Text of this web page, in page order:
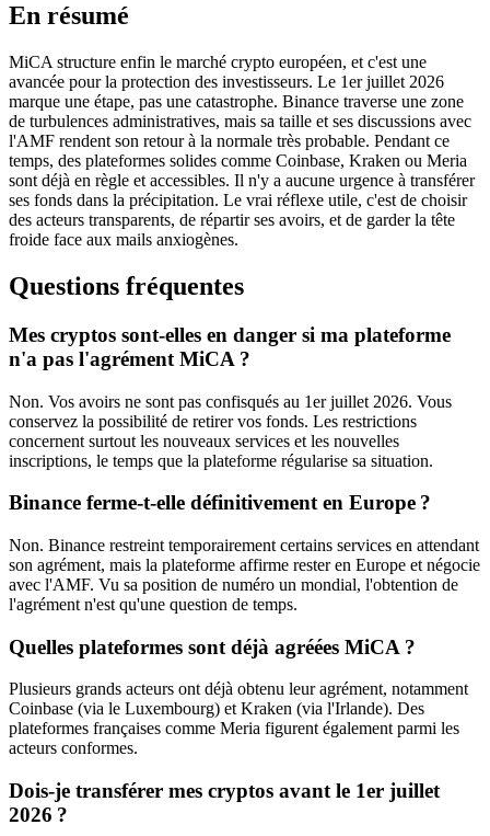
En résumé
MiCA structure enfin le marché crypto européen, et c'est une
avancée pour la protection des investisseurs. Le 1er juillet 2026
marque une étape, pas une catastrophe. Binance traverse une zone
de turbulences administratives, mais sa taille et ses discussions avec
l'AMF rendent son retour à la normale très probable. Pendant ce
temps, des plateformes solides comme Coinbase, Kraken ou Meria
sont déjà en règle et accessibles. Il n'y a aucune urgence à transférer
ses fonds dans la précipitation. Le vrai réflexe utile, c'est de choisir
des acteurs transparents, de répartir ses avoirs, et de garder la tête
froide face aux mails anxiogènes.
Questions fréquentes
Mes cryptos sont-elles en danger si ma plateforme
n'a pas l'agrément MiCA ?
Non. Vos avoirs ne sont pas confisqués au 1er juillet 2026. Vous
conservez la possibilité de retirer vos fonds. Les restrictions
concernent surtout les nouveaux services et les nouvelles
inscriptions, le temps que la plateforme régularise sa situation.
Binance ferme-t-elle définitivement en Europe ?
Non. Binance restreint temporairement certains services en attendant
son agrément, mais la plateforme affirme rester en Europe et négocie
avec l'AMF. Vu sa position de numéro un mondial, l'obtention de
l'agrément n'est qu'une question de temps.
Quelles plateformes sont déjà agréées MiCA ?
Plusieurs grands acteurs ont déjà obtenu leur agrément, notamment
Coinbase (via le Luxembourg) et Kraken (via l'Irlande). Des
plateformes françaises comme Meria figurent également parmi les
acteurs conformes.
Dois-je transférer mes cryptos avant le 1er juillet
2026 ?